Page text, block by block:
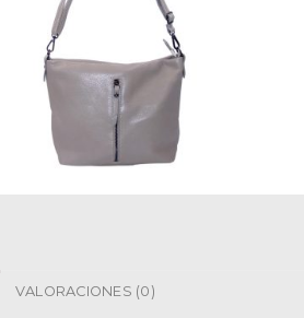
VALORACIONES (0)